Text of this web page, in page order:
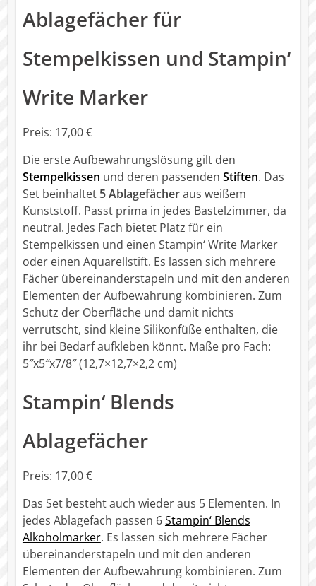
Ablagefächer für
Stempelkissen und Stampin‘
Write Marker
Preis: 17,00 €
Die erste Aufbewahrungslösung gilt den
Stempelkissen und deren passenden Stiften. Das
Set beinhaltet 5 Ablagefächeraus weißem
Kunststoff. Passt prima in jedes Bastelzimmer, da
neutral. Jedes Fach bietet Platz für ein
Stempelkissen und einen Stampin‘ Write Marker
oder einen Aquarellstift. Es lassen sich mehrere
Fächer übereinanderstapeln und mit den anderen
Elementen der Aufbewahrung kombinieren. Zum
Schutz der Oberfläche und damit nichts
verrutscht, sind kleine Silikonfüße enthalten, die
ihr bei Bedarf aufkleben könnt. Maße pro Fach:
5″x5″x7/8″ (12,7×12,7×2,2 cm)
Stampin‘ Blends
Ablagefächer
Preis: 17,00 €
Das Set besteht auch wieder aus 5 Elementen. In
jedes Ablagefach passen 6Stampin‘ Blends
Alkoholmarker. Es lassen sich mehrere Fächer
übereinanderstapeln und mit den anderen
Elementen der Aufbewahrung kombinieren. Zum